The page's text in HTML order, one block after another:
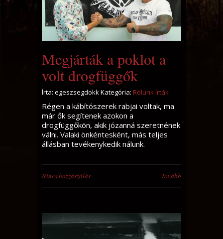
Megjárták a poklot a
volt drogfüggők
Írta: egeszsegdokk Kategória: Rólunk írták
Régen a kábítószerek rabjai voltak, ma
már ők segítenek azokon a
drogfüggőkön, akik józanná szeretnének
válni. Valaki önkéntesként, más teljes
állásban tevékenykedik nálunk.
Nincs hozzászólás Tovább